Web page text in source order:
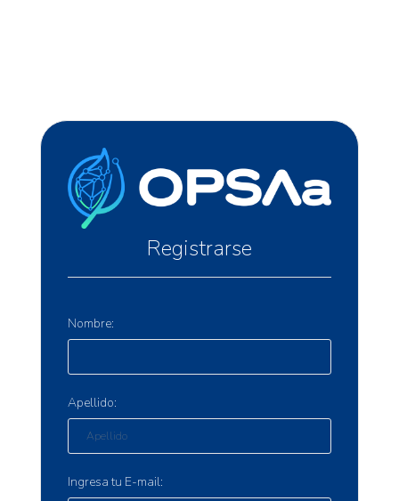
Registrarse
Nombre:
Apellido:
Ingresa tu E-mail: